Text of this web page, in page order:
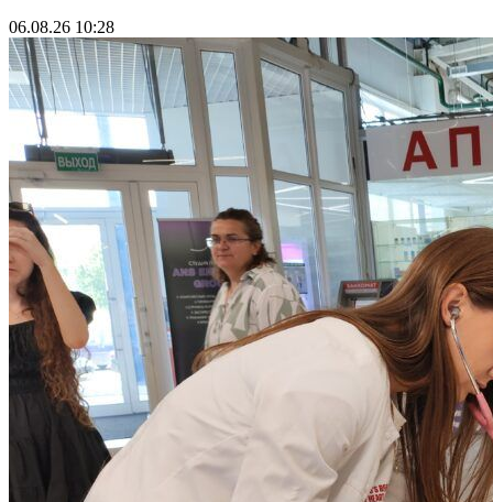
06.08.26 10:28